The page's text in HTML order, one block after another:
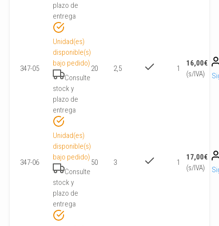
plazo de
entrega
347-05
Unidad(es)
disponible(s)
bajo pedido)
Consulte
stock y
plazo de
entrega
20 2,5 1
16,00€
(s/IVA)
347-06
Unidad(es)
disponible(s)
bajo pedido)
Consulte
stock y
plazo de
entrega
50 3 1
17,00€
(s/IVA)